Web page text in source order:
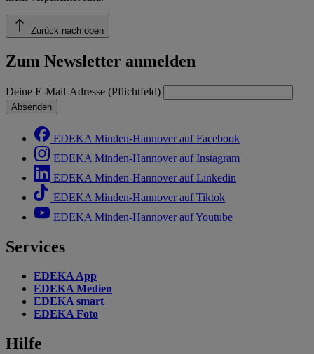
Zurück nach oben
Zum Newsletter anmelden
Deine E-Mail-Adresse (Pflichtfeld)
Absenden
EDEKA Minden-Hannover auf Facebook
EDEKA Minden-Hannover auf Instagram
EDEKA Minden-Hannover auf Linkedin
EDEKA Minden-Hannover auf Tiktok
EDEKA Minden-Hannover auf Youtube
Services
EDEKA App
EDEKA Medien
EDEKA smart
EDEKA Foto
Hilfe